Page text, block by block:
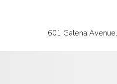
601 Galena Avenue,